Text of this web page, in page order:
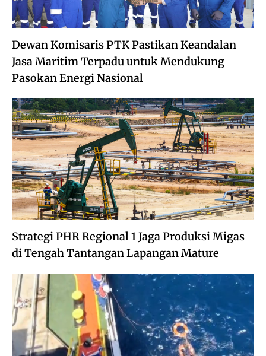
Dewan Komisaris PTK Pastikan Keandalan
Jasa Maritim Terpadu untuk Mendukung
Pasokan Energi Nasional
Strategi PHR Regional 1 Jaga Produksi Migas
di Tengah Tantangan Lapangan Mature